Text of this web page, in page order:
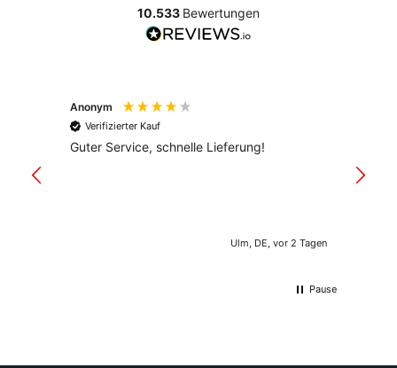
10.533 Bewertungen
Anonym
Verifizierter Kauf
Guter Service, schnelle Lieferung!
Ulm, DE, vor 2 Tagen
Pause